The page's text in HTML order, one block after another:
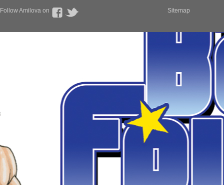
Follow Amilova on Sitemap